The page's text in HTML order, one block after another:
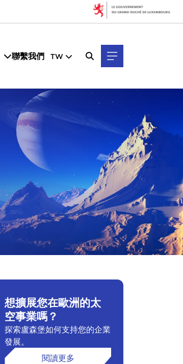
聯繫我們 TW
想擴展您在歐洲的太
空事業嗎？
探索盧森堡如何支持您的企業
發展。
閱讀更多